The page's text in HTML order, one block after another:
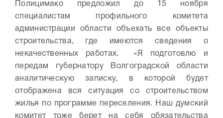
Полицимако предложил до 15 ноября
специалистам профильного комитета
администрации области объехать все объекты
строительства, где имеются сведения о
некачественных работах. «Я подготовлю и
передам губернатору Волгоградской области
аналитическую записку, в которой будет
отображена вся ситуация со строительством
жилья по программе переселения. Наш думский
комитет тоже берет на себя обязательства